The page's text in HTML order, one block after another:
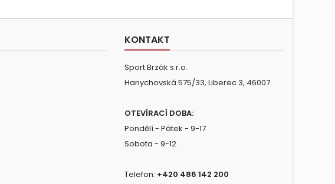
KONTAKT
Sport Brzák s.r.o.
Hanychovská 575/33, Liberec 3, 46007
OTEVÍRACÍ DOBA:
Pondělí - Pátek - 9-17
Sobota - 9-12
Telefon: +420 486 142 200